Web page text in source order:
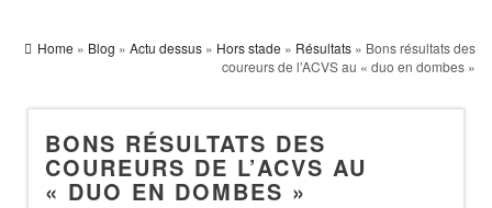
Home » Blog » Actu dessus » Hors stade » Résultats » Bons résultats des
coureurs de l’ACVS au « duo en dombes »
BONS RÉSULTATS DES
COUREURS DE L’ACVS AU
« DUO EN DOMBES »